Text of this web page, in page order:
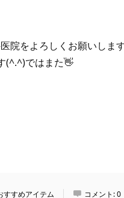
院をよろしくお願いしま
(^.^)ではまた👋
すすめアイテム コメント:0